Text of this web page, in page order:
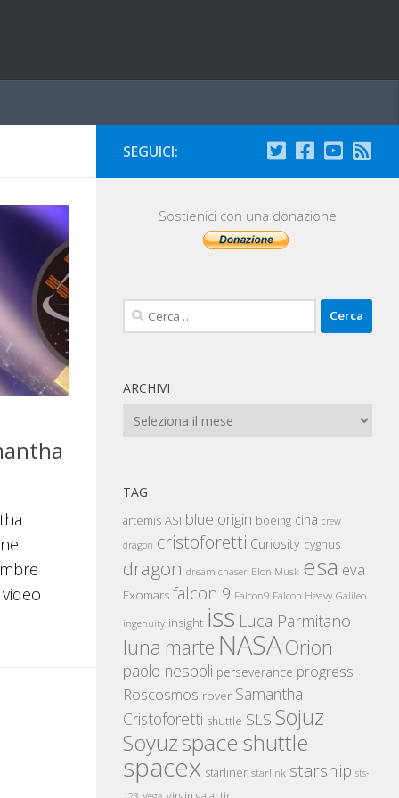
SEGUICI:
Sostienici con una donazione
Ricerca
per:
ARCHIVI
Archivi
TAG
artemis ASI blue origin boeing cina crew
dragon cristoforetti Curiosity cygnus
dragon dream chaser Elon Musk esa eva
Exomars falcon 9 Falcon9 Falcon Heavy Galileo
ingenuity insight iss Luca Parmitano
luna marte NASAOrion
paolo nespoli perseverance progress
Roscosmos rover Samantha
Cristoforetti shuttle SLS Sojuz
Soyuzspace shuttle
spacex starliner starlink starship sts-